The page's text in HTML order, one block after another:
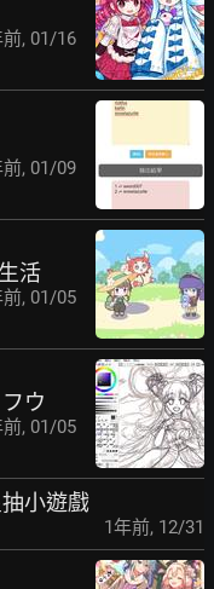
前, 01/16
前, 01/09
活
前, 01/05
ウ
前, 01/05
小遊戲
1年前, 12/31